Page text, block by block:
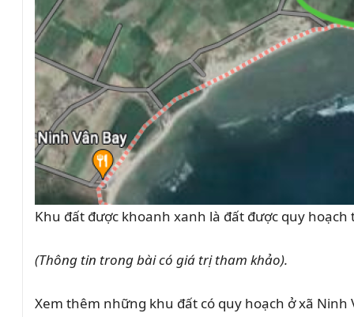
Khu đất được khoanh xanh là đất được quy
(Thông tin trong bài có giá trị tham khảo).
Xem thêm những khu đất có quy hoạch ở xã